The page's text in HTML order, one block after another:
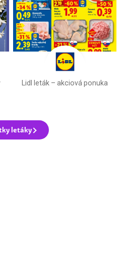
Lidl leták –⁠ akciová ponuka
letáky